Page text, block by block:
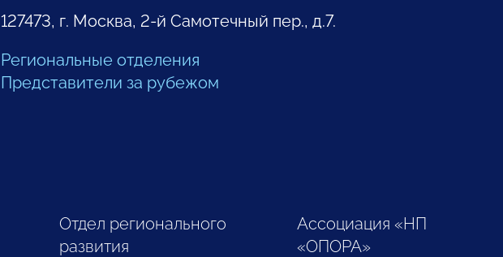
127473, г. Москва, 2-й Самотечный пер., д.7.
Региональные отделения
Представители за рубежом
Отдел регионального
развития
Ассоциация «НП
«ОПОРА»